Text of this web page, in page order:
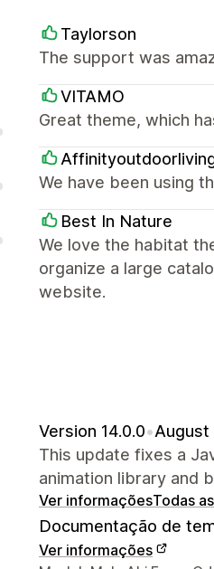
Taylorson
The support was
VITAMO
Great theme, which
We have been using
Best In Nature
We love the habitat
organize a large
website.
Version 14.0.0•August
This update fixes a
animation library and
Ver informaçõesTodas
Documentação de
Ver informações